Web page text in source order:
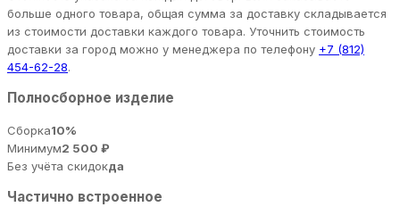
больше одного товара, общая сумма за доставку складывается
из стоимости доставки каждого товара. Уточнить стоимость
доставки за город можно у менеджера по телефону +7 (812)
454-62-28.
Полносборное изделие
Сборка10%
Минимум2 500 ₽
Без учёта скидокда
Частично встроенное